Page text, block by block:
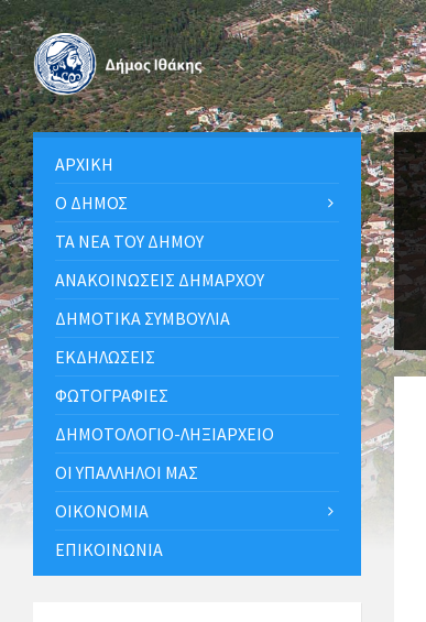
ΑΡΧΙΚΉ
Ο ΔΉΜΟΣ
ΤΑ ΝΈΑ ΤΟΥ ΔΉΜΟΥ
ΑΝΑΚΟΙΝΩΣΕΙΣ ΔΗΜΑΡΧΟΥ
ΔΗΜΟΤΙΚΆ ΣΥΜΒΟΎΛΙΑ
ΕΚΔΗΛΏΣΕΙΣ
ΦΩΤΟΓΡΑΦΊΕΣ
ΔΗΜΟΤΟΛΌΓΙΟ-ΛΗΞΙΑΡΧΕΊΟ
ΟΙ ΥΠΆΛΛΗΛΟΙ ΜΑΣ
ΟΙΚΟΝΟΜΊΑ
ΕΠΙΚΟΙΝΩΝΊΑ